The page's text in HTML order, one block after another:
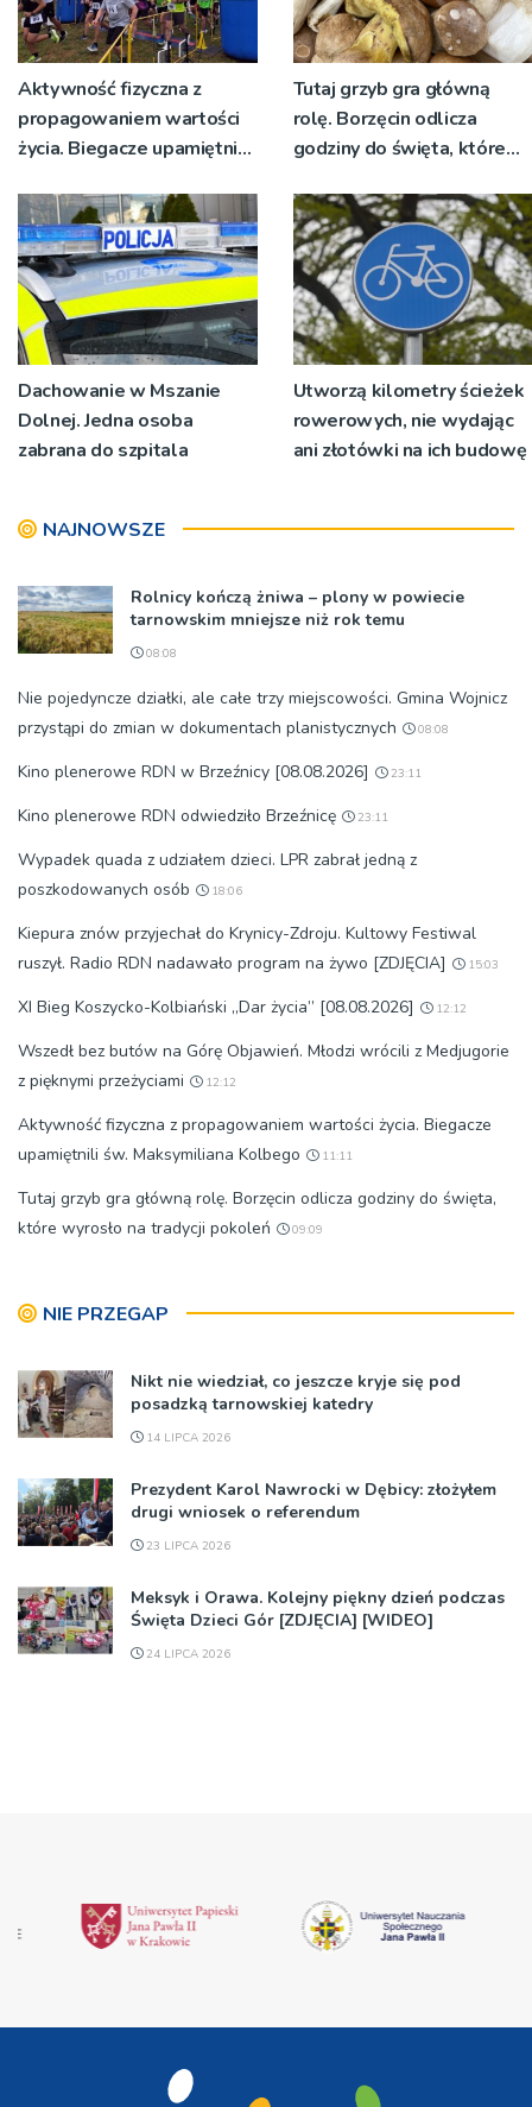
Aktywność fizyczna z
propagowaniem wartości
życia. Biegacze upamiętnili
Tutaj grzyb gra główną
rolę. Borzęcin odlicza
godziny do święta, które
pokoleń
Dachowanie w Mszanie
Dolnej. Jedna osoba
zabrana do szpitala
Utworzą kilometry ścieżek
rowerowych, nie wydając
ani złotówki na ich budowę
NAJNOWSZE
Rolnicy kończą żniwa – plony w powiecie
tarnowskim mniejsze niż rok temu
08:08
Nie pojedyncze działki, ale całe trzy miejscowości. Gmina Wojnicz
przystąpi do zmian w dokumentach planistycznych
08:08
Kino plenerowe RDN w Brzeźnicy [08.08.2026] 23:11
Kino plenerowe RDN odwiedziło Brzeźnicę 23:11
Wypadek quada z udziałem dzieci. LPR zabrał jedną z
poszkodowanych osób
18:06
Kiepura znów przyjechał do Krynicy-Zdroju. Kultowy Festiwal
ruszył. Radio RDN nadawało program na żywo [ZDJĘCIA]
15:03
XI Bieg Koszycko-Kolbiański „Dar życia” [08.08.2026] 12:12
Wszedł bez butów na Górę Objawień. Młodzi wrócili z Medjugorie
z pięknymi przeżyciami
12:12
Aktywność fizyczna z propagowaniem wartości życia. Biegacze
upamiętnili św. Maksymiliana Kolbego
11:11
Tutaj grzyb gra główną rolę. Borzęcin odlicza godziny do święta,
które wyrosło na tradycji pokoleń
09:09
NIE PRZEGAP
Nikt nie wiedział, co jeszcze kryje się pod
posadzką tarnowskiej katedry
14 LIPCA 2026
Prezydent Karol Nawrocki w Dębicy: złożyłem
drugi wniosek o referendum
23 LIPCA 2026
Meksyk i Orawa. Kolejny piękny dzień podczas
Święta Dzieci Gór [ZDJĘCIA] [WIDEO]
24 LIPCA 2026